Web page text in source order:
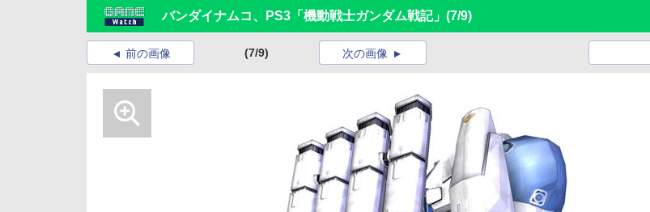
バンダイナムコ、PS3「機動戦士ガンダム戦記」 (7/9)
前の画像 (7/9) 次の画像